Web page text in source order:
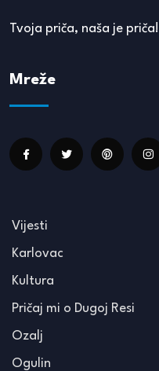
Tvoja priča, naša je priča!
Mreže
Vijesti
Karlovac
Kultura
Pričaj mi o Dugoj Resi
Ozalj
Ogulin